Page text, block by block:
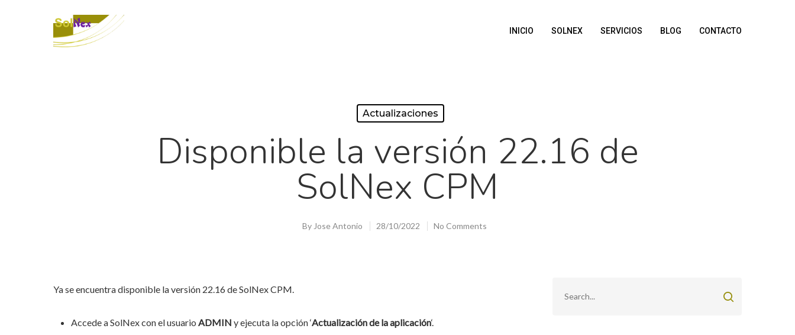
INICIO SOLNEX SERVICIOS BLOG CONTACTO
Actualizaciones
Disponible la versión 22.16 de
SolNex CPM
By Jose Antonio 28/10/2022 No Comments
Ya se encuentra disponible la versión 22.16 de SolNex CPM.
Accede a SolNex con el usuario ADMIN y ejecuta la opción ‘Actualización de la aplicación‘.